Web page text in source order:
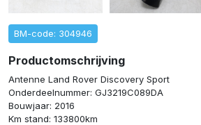
BM-code: 304946
Productomschrijving
Antenne Land Rover Discovery Sport
Onderdeelnummer: GJ3219C089DA
Bouwjaar: 2016
Km stand: 133800km